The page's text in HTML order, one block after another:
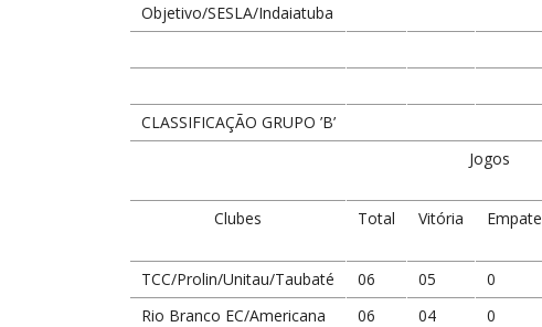
Objetivo/SESLA/Indaiatuba
CLASSIFICAÇÃO GRUPO ’B’
Jogos
Clubes Total Vitória Empate
TCC/Prolin/Unitau/Taubaté 06 05 0
Rio Branco EC/Americana
06 04 0